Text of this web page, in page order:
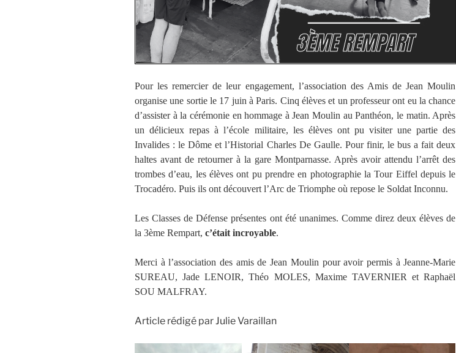
Pour les remercier de leur engagement, l’association des Amis de Jean Moulin
organise une sortie le 17 juin à Paris. Cinq élèves et un professeur ont eu la chance
d’assister à la cérémonie en hommage à Jean Moulin au Panthéon, le matin. Après
un délicieux repas à l’école militaire, les élèves ont pu visiter une partie des
Invalides : le Dôme et l’Historial Charles De Gaulle. Pour finir, le bus a fait deux
haltes avant de retourner à la gare Montparnasse. Après avoir attendu l’arrêt des
trombes d’eau, les élèves ont pu prendre en photographie la Tour Eiffel depuis le
Trocadéro. Puis ils ont découvert l’Arc de Triomphe où repose le Soldat Inconnu.
Les Classes de Défense présentes ont été unanimes. Comme direz deux élèves de
la 3ème Rempart, c’était incroyable.
Merci à l’association des amis de Jean Moulin pour avoir permis à Jeanne-Marie
SUREAU, Jade LENOIR, Théo MOLES, Maxime TAVERNIER et Raphaël
SOU MALFRAY.
Article rédigé par Julie Varaillan